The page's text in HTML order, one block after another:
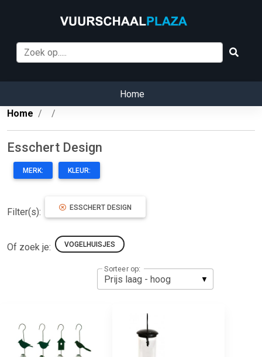
Home
Home
Esschert Design
MERK: KLEUR:
Filter(s): ESSCHERT DESIGN
Of zoek je: VOGELHUISJES
Sorteer op: